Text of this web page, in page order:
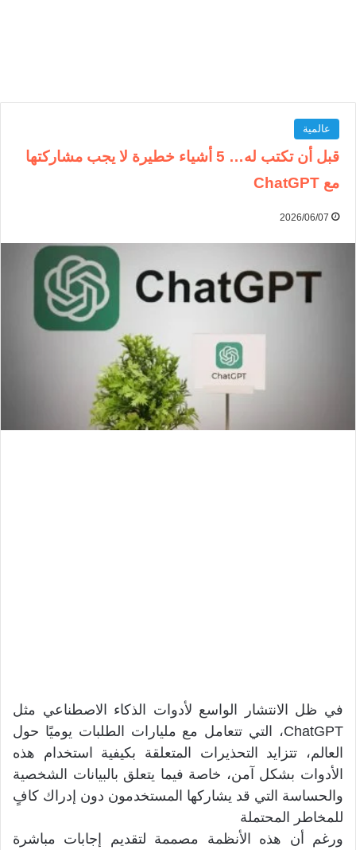
عالمية
قبل أن تكتب له… 5 أشياء خطيرة لا يجب مشاركتها
مع ChatGPT
2026/06/07
في ظل الانتشار الواسع لأدوات الذكاء الاصطناعي مثل
ChatGPT، التي تتعامل مع مليارات الطلبات يوميًا حول
العالم، تتزايد التحذيرات المتعلقة بكيفية استخدام هذه
الأدوات بشكل آمن، خاصة فيما يتعلق بالبيانات الشخصية
والحساسة التي قد يشاركها المستخدمون دون إدراك كافٍ
للمخاطر المحتملة
ورغم أن هذه الأنظمة مصممة لتقديم إجابات مباشرة